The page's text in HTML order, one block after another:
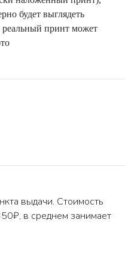
будет выглядеть
реальный принт может
выдачи. Стоимость
в среднем занимает